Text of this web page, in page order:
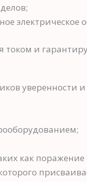
электрическое
и
уверенности
как поражение